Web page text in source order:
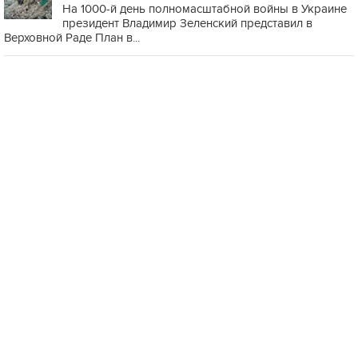
На 1000-й день полномасштабной войны в Украине
президент Владимир Зеленский представил в
Верховной Раде План в...